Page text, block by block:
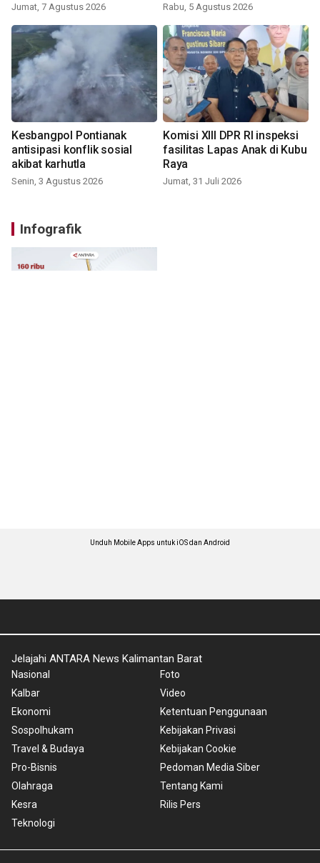
Jumat, 7 Agustus 2026 Rabu, 5 Agustus 2026
Kesbangpol Pontianak
antisipasi konflik sosial
akibat karhutla
Senin, 3 Agustus 2026
Komisi XIII DPR RI inspeksi
fasilitas Lapas Anak di Kubu
Raya
Jumat, 31 Juli 2026
Infografik
Unduh Mobile Apps untuk iOS dan Android
Jelajahi ANTARA News Kalimantan Barat
Nasional
Kalbar
Ekonomi
Sospolhukam
Travel & Budaya
Pro-Bisnis
Olahraga
Kesra
Teknologi
Foto
Video
Ketentuan Penggunaan
Kebijakan Privasi
Kebijakan Cookie
Pedoman Media Siber
Tentang Kami
Rilis Pers